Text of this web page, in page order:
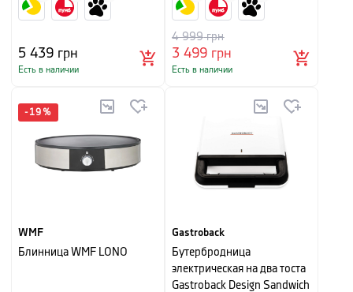
5 439 грн
Есть в наличии
3 499 грн
4 999грн
Есть в наличии
-19 %
WMF
Блинница WMF LONO
Gastroback
Бутербродница
электрическая на два тоста
Gastroback Design Sandwich